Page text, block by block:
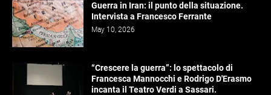
Guerra in Iran: il punto della situazione.
Intervista a Francesco Ferrante
May 10, 2026
“Crescere la guerra”: lo spettacolo di
Francesca Mannocchi e Rodrigo D'Erasmo
incanta il Teatro Verdi a Sassari.